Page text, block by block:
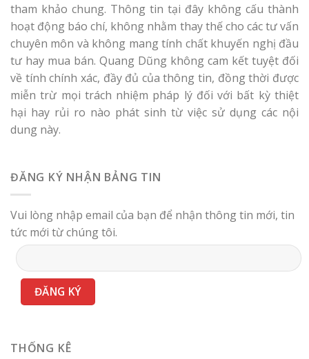
tham khảo chung. Thông tin tại đây không cấu thành
hoạt động báo chí, không nhằm thay thế cho các tư vấn
chuyên môn và không mang tính chất khuyến nghị đầu
tư hay mua bán. Quang Dũng không cam kết tuyệt đối
về tính chính xác, đầy đủ của thông tin, đồng thời được
miễn trừ mọi trách nhiệm pháp lý đối với bất kỳ thiệt
hại hay rủi ro nào phát sinh từ việc sử dụng các nội
dung này.
ĐĂNG KÝ NHẬN BẢNG TIN
Vui lòng nhập email của bạn để nhận thông tin mới, tin
tức mới từ chúng tôi.
THỐNG KÊ